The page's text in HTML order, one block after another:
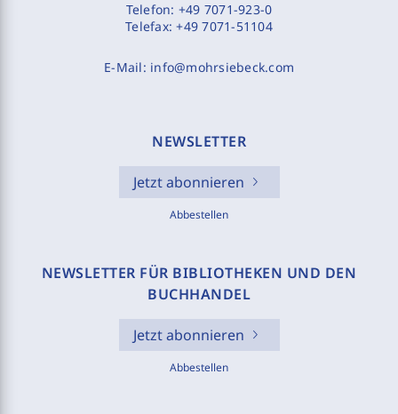
Telefon: +49 7071-923-0
Telefax:+49 7071-51104
E-Mail: info@mohrsiebeck.com
NEWSLETTER
Jetzt abonnieren
Abbestellen
NEWSLETTER FÜR BIBLIOTHEKEN UND DEN
BUCHHANDEL
Jetzt abonnieren
Abbestellen